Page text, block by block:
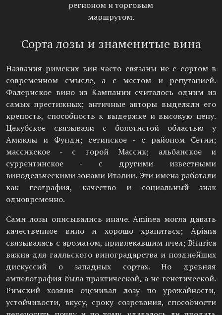
регионом и торговым
маршрутом.
Сорта лозы и знаменитые вина
Названия римских вин часто связаны не с сортом в
современном смысле, а с местом и репутацией.
Фалернское вино из Кампании считалось одним из
самых престижных; античные авторы выделяли его
крепость, способность к выдержке и высокую цену.
Цекубское связывали с болотистой областью у
Амиклы и Фунди; сетинское - с районом Сетии;
массикское - с горой Массик; альбанское и
суррентинское - с другими известными
винодельческими зонами Италии. Эти имена работали
как география, качество и социальный знак
одновременно.
Сами лозы описывались иначе. Aminea могла давать
качественное вино и хорошо храниться; Apiana
связывалась с ароматом, привлекавшим пчел; Biturica
важна для галльского виноградарства и позднейших
дискуссий о западных сортах. Но древняя
ампелография была практической, а не генетической.
Римский хозяин оценивал лозу по урожайности,
устойчивости, вкусу, сроку созревания, способности